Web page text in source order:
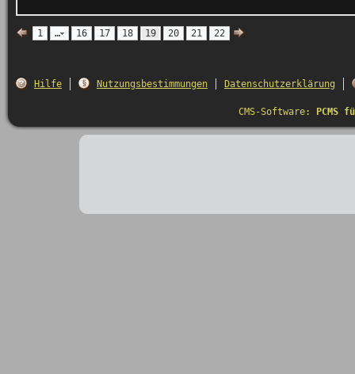
1 … 16 17 18 19 20 21 22
Hilfe Nutzungsbestimmungen Datenschutzerklärung
CMS-Software: PCMS